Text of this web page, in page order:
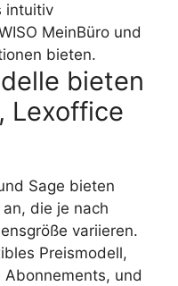
intuitiv
MeinBüro und
bieten.
bieten
Lexoffice
Sage bieten
die je nach
variieren.
Preismodell,
und